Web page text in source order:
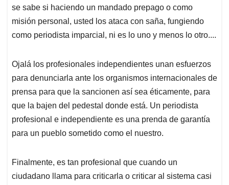
se sabe si haciendo un mandado prepago o como
misión personal, usted los ataca con saña, fungiendo
como periodista imparcial, ni es lo uno y menos lo otro....
Ojalá los profesionales independientes unan esfuerzos
para denunciarla ante los organismos internacionales de
prensa para que la sancionen así sea éticamente, para
que la bajen del pedestal donde está. Un periodista
profesional e independiente es una prenda de garantía
para un pueblo sometido como el nuestro.
Finalmente, es tan profesional que cuando un
ciudadano llama para criticarla o criticar al sistema casi